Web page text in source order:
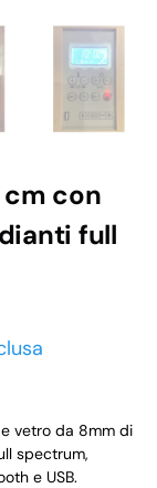
cm con
full
vetro da 8mm di
spectrum,
e USB.